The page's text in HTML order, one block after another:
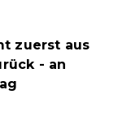
zuerst aus
- an